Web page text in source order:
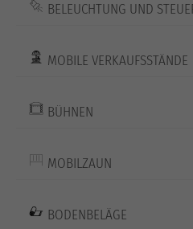
BELEUCHTUNG UND
MOBILE VERKAUFSSTÄNDE
BÜHNEN
MOBILZAUN
BODENBELÄGE